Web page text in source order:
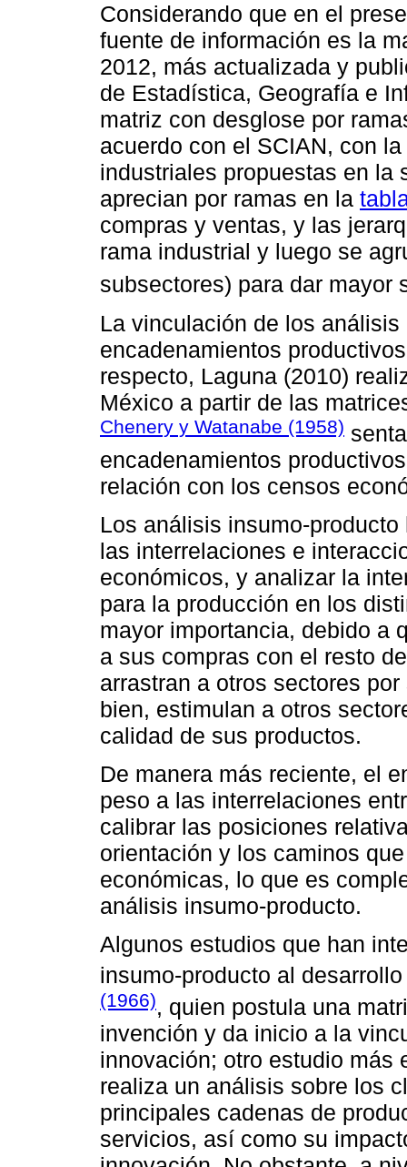
Considerando que en el
fuente de información es la
2012, más actualizada y
de Estadística, Geografía e
matriz con desglose por
acuerdo con el SCIAN, con
industriales propuestas en la
aprecian por ramas en la
compras y ventas, y las
rama industrial y luego se
subsectores) para dar mayor
La vinculación de los
encadenamientos
respecto, Laguna (2010)
México a partir de las
Chenery y Watanabe (1958)
encadenamientos
relación con los censos
Los análisis insumo-
las interrelaciones e
económicos, y analizar la
para la producción en los
mayor importancia, debido a
a sus compras con el resto
arrastran a otros sectores
bien, estimulan a otros
calidad de sus productos.
De manera más reciente, el
peso a las interrelaciones
calibrar las posiciones
orientación y los caminos
económicas, lo que es
análisis insumo-producto.
Algunos estudios que han
insumo-producto al
(1966), quien postula una
invención y da inicio a la
innovación; otro estudio más
realiza un análisis sobre los
principales cadenas de
servicios, así como su